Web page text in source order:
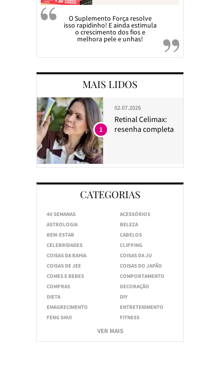
O Suplemento Força resolve
isso rapidinho! E ainda estimula
o crescimento dos fios e
melhora pele e unhas!
MAIS LIDOS
02.07.2026
Retinal Celimax:
resenha completa
1
CATEGORIAS
40 SEMANAS
ACESSÓRIOS
ASTROLOGIA
BELEZA
BEM-ESTAR
CABELOS
CELEBRIDADES
CLIPPING
COISAS DA BAHIA
COISAS DA JU
COISAS DE JEE
COISAS DO JAPÃO
COMES E BEBES
COMPORTAMENTO
COMPRAS
DECORAÇÃO
DIETA
DIY
EMAGRECIMENTO
ENTRETENIMENTO
FENG SHUI
FITNESS
VER MAIS